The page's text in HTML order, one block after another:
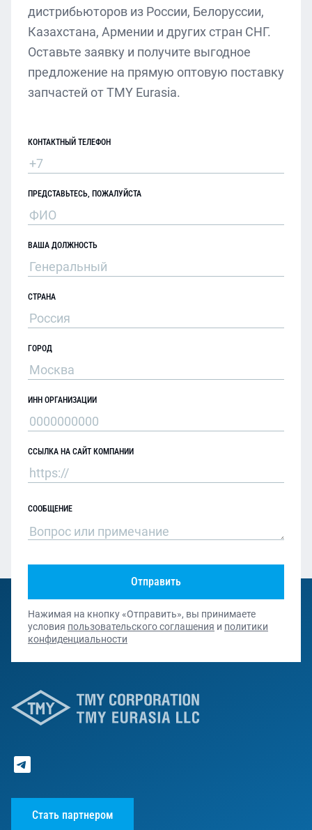
дистрибьюторов из России, Белоруссии,
Казахстана, Армении и других стран СНГ.
Оставьте заявку и получите выгодное
предложение на прямую оптовую поставку
запчастей от TMY Eurasia.
КОНТАКТНЫЙ ТЕЛЕФОН
ПРЕДСТАВЬТЕСЬ, ПОЖАЛУЙСТА
ВАША ДОЛЖНОСТЬ
СТРАНА
ГОРОД
ИНН ОРГАНИЗАЦИИ
ССЫЛКА НА САЙТ КОМПАНИИ
СООБЩЕНИЕ
Отправить
Нажимая на кнопку «Отправить», вы принимаете
условия пользовательского соглашения и политики
конфиденциальности
Стать партнером